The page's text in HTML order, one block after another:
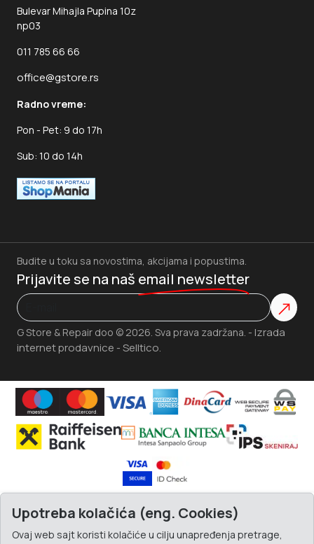
Bulevar Mihajla Pupina 10z
np03
011 785 66 66
office@gstore.rs
Radno vreme:
Pon - Pet: 9 do 17h
Sub: 10 do 14h
G Store & Repair doo © 2026. Sva prava zadržana. - Izrada
internet prodavnice - Selltico.
Budite u toku sa novostima, akcijama i popustima.
Prijavite se na naš email newsletter
Upotreba kolačića (eng. Cookies)
Ovaj web sajt koristi kolačiće u cilju unapređenja pretrage,